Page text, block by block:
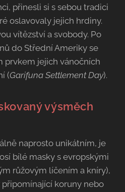
přinesli si s sebou tradici
oslavovaly jejich hrdiny.
vítězství a svobody. Po
do Střední Ameriky se
prvkem jejich vánočních
(Garifuna Settlement Day).
výsměch
naprosto unikátním, je
bílé masky s evropskými
růžovým líčením a kníry),
koruny nebo